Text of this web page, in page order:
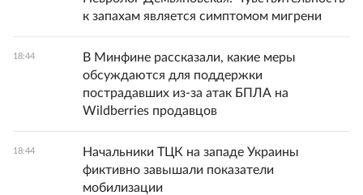
к запахам является симптомом мигрени
18:44
В Минфине рассказали, какие меры
обсуждаются для поддержки
пострадавших из-за атак БПЛА на
Wildberries продавцов
18:44
Начальники ТЦК на западе Украины
фиктивно завышали показатели
мобилизации